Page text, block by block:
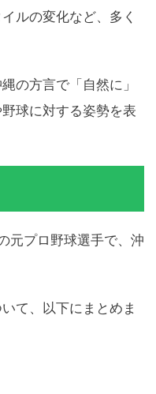
ルの変化など、多く
の方言で「自然に」
球に対する姿勢を表
元プロ野球選手で、沖
て、以下にまとめま